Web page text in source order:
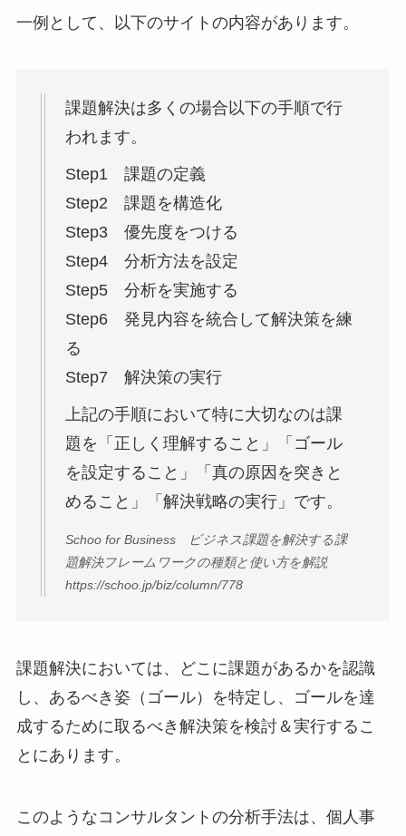
一例として、以下のサイトの内容があります。
課題解決は多くの場合以下の手順で行
われます。
Step1 課題の定義
Step2 課題を構造化
Step3 優先度をつける
Step4 分析方法を設定
Step5 分析を実施する
Step6 発見内容を統合して解決策を練
る
Step7 解決策の実行
上記の手順において特に大切なのは課
題を「正しく理解すること」「ゴール
を設定すること」「真の原因を突きと
めること」「解決戦略の実行」です。
Schoo for Business ビジネス課題を解決する課
題解決フレームワークの種類と使い方を解説
https://schoo.jp/biz/column/778
課題解決においては、どこに課題があるかを認識
し、あるべき姿（ゴール）を特定し、ゴールを達
成するために取るべき解決策を検討＆実行するこ
とにあります。
このようなコンサルタントの分析手法は、個人事